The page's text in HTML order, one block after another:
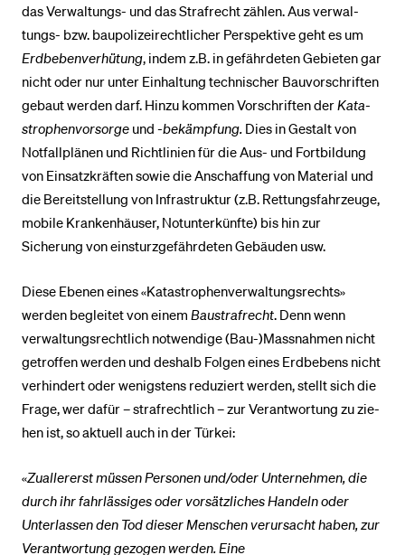
das Ver­waltungs- und das Strafrecht zählen. Aus ver­wal­
tungs- bzw. bau­poli­zei­recht­­licher Perspektive geht es um
Erdbebenverhütung, indem z.B. in ge­fähr­de­ten Gebieten gar
nicht oder nur unter Einhaltung tech­nischer Bau­vor­schriften
gebaut wer­den darf. Hinzu kommen Vorschriften derKata­
strophenvorsorge und -bekämpfung. Dies in Gestalt von
Notfallplänen und Richtlinien für die Aus- und Fortbildung
von Einsatzkräften sowie die Anschaffung von Material und
die Be­reit­stel­lung von Infrastruktur (z.B. Ret­tungs­­­fahr­zeu­ge,
mobile Kranken­häuser, Notunterkünfte) bis hin zur
Sicherung von ein­sturz­ge­fähr­de­ten Gebäuden usw.
Diese Ebenen eines «Katastrophenverwaltungsrechts»
werden begleitet von einem Bau­strafrecht. Denn wenn
verwaltungsrechtlich notwendige (Bau-)Massnahmen nicht
ge­trof­fen werden und deshalb Folgen eines Erdbebens nicht
verhindert oder wenigstens re­­du­­ziert werden, stellt sich die
Frage, wer dafür – strafrechtlich – zur Verant­wortung zu zie­
hen ist, so aktuell auch in der Türkei:
«Zuallererst müssen Personen und/oder Unternehmen, die
durch ihr fahrlässiges oder vorsätzliches Handeln oder
Unterlassen den Tod dieser Menschen verursacht haben, zur
Ver­antwortung gezogen werden. Eine